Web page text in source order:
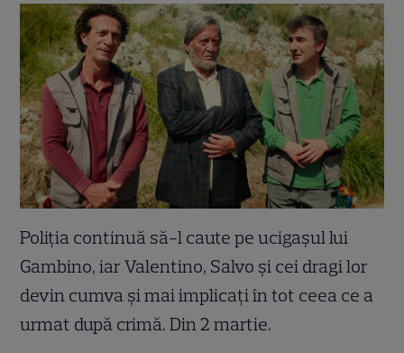
Poliția continuă să-l caute pe ucigașul lui
Gambino, iar Valentino, Salvo și cei dragi lor
devin cumva și mai implicați în tot ceea ce a
urmat după crimă. Din 2 martie.